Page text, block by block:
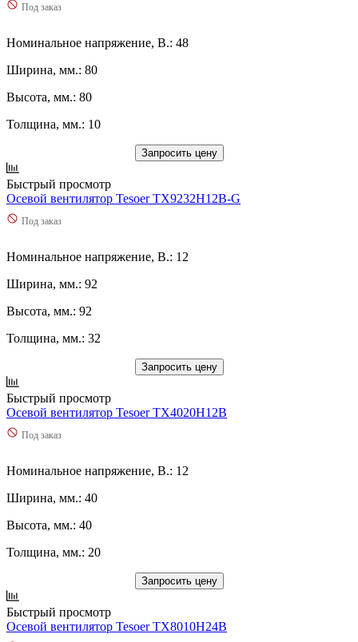
Под заказ
Номинальное напряжение, В.: 48
Ширина, мм.: 80
Высота, мм.: 80
Толщина, мм.: 10
Запросить цену
Быстрый просмотр
Осевой вентилятор Tesoer TX9232H12B-G
Под заказ
Номинальное напряжение, В.: 12
Ширина, мм.: 92
Высота, мм.: 92
Толщина, мм.: 32
Запросить цену
Быстрый просмотр
Осевой вентилятор Tesoer TX4020H12B
Под заказ
Номинальное напряжение, В.: 12
Ширина, мм.: 40
Высота, мм.: 40
Толщина, мм.: 20
Запросить цену
Быстрый просмотр
Осевой вентилятор Tesoer TX8010H24B